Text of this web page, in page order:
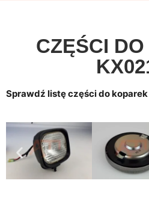
CZĘŚCI
Sprawdź listę części do koparek